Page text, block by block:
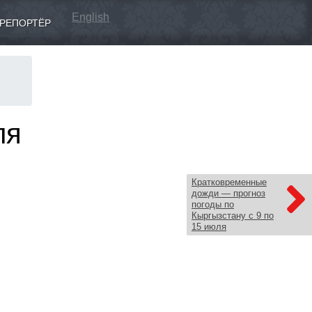
English
Кратковременные
дожди — прогноз
погоды по
Кыргызстану с 9 по
15 июля